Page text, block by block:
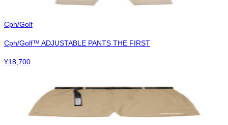
Cph/Golf
Cph/Golf™︎ ADJUSTABLE PANTS THE FIRST
¥18,700